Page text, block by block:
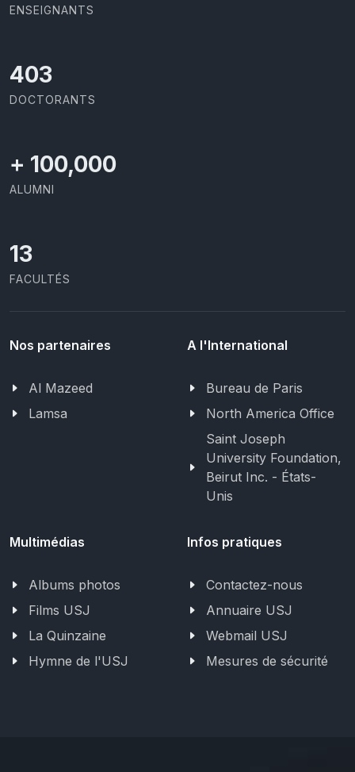
ENSEIGNANTS
414
DOCTORANTS
+ 100,000
ALUMNI
13
FACULTÉS
Nos partenaires
Al Mazeed
Lamsa
A l'International
Bureau de Paris
North America Office
Saint Joseph
University Foundation,
Beirut Inc. - États-
Unis
Multimédias
Albums photos
Films USJ
La Quinzaine
Hymne de l'USJ
Infos pratiques
Contactez-nous
Annuaire USJ
Webmail USJ
Mesures de sécurité